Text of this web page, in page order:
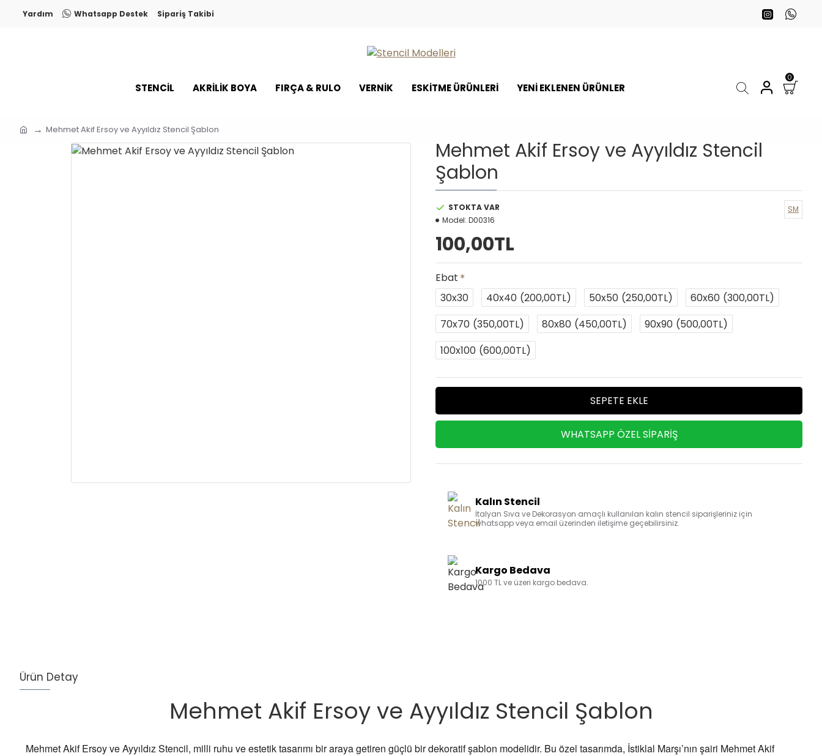
Yardım Whatsapp Destek Sipariş Takibi
STENCİL AKRİLİK BOYA FIRÇA & RULO VERNİK ESKİTME ÜRÜNLERİ YENI EKLENEN ÜRÜNLER
0
Mehmet Akif Ersoy ve Ayyıldız Stencil Şablon
Mehmet Akif Ersoy ve Ayyıldız Stencil
Şablon
STOKTA VAR
Model: D00316
SM
100,00TL
Ebat
30x30
40x40 (200,00TL) 50x50 (250,00TL) 60x60 (300,00TL)
70x70 (350,00TL) 80x80 (450,00TL) 90x90 (500,00TL)
100x100 (600,00TL)
SEPETE EKLE
WHATSAPP ÖZEL SIPARIŞ
Kalın Stencil
İtalyan Sıva ve Dekorasyon amaçlı kullanılan kalın stencil siparişleriniz için
whatsapp veya email üzerinden iletişime geçebilirsiniz.
Kargo Bedava
1000 TL ve üzeri kargo bedava.
Ürün Detay
Mehmet Akif Ersoy ve Ayyıldız Stencil Şablon
Mehmet Akif Ersoy ve Ayyıldız Stencil, milli ruhu ve estetik tasarımı bir araya getiren güçlü bir dekoratif şablon modelidir. Bu özel tasarımda, İstiklal Marşı’nın şairi Mehmet Akif